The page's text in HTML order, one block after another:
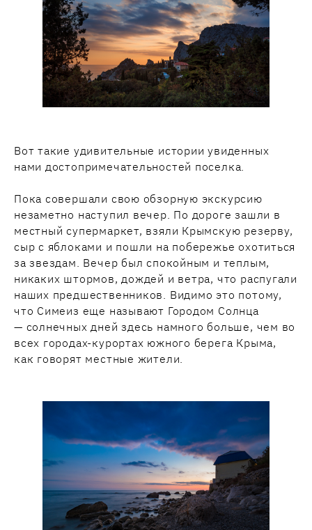
Вот такие удивительные истории увиденных
нами достопримечательностей поселка.
Пока совершали свою обзорную экскурсию
незаметно наступил вечер. По дороге зашли в
местный супермаркет, взяли Крымскую резерву,
сыр с яблоками и пошли на побережье охотиться
за звездам. Вечер был спокойным и теплым,
никаких штормов, дождей и ветра, что распугали
наших предшественников. Видимо это потому,
что Симеиз еще называют Городом Солнца
— солнечных дней здесь намного больше, чем во
всех городах-курортах южного берега Крыма,
как говорят местные жители.